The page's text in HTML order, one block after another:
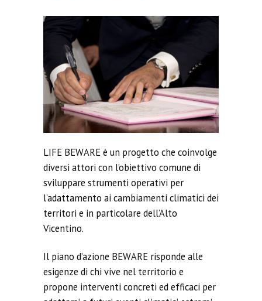
LIFE BEWARE è un progetto che coinvolge
diversi attori con l’obiettivo comune di
sviluppare strumenti operativi per
l’adattamento ai cambiamenti climatici dei
territori e in particolare dell’Alto
Vicentino.
Il piano d’azione BEWARE risponde alle
esigenze di chi vive nel territorio e
propone interventi concreti ed efficaci per